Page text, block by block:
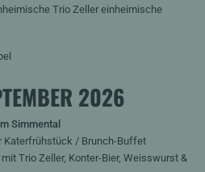
Trio Zeller einheimische
2026
Simmental
Katerfrühstück / Brunch-Buffet
Trio Zeller, Konter-Bier, Weisswurst &